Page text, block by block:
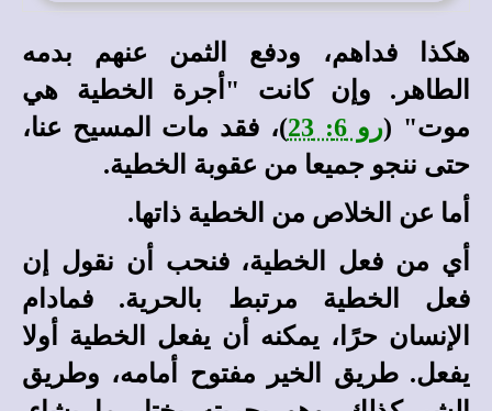
هكذا فداهم، ودفع الثمن عنهم بدمه
الطاهر. وإن كانت "أجرة الخطية هي
موت" (رو 6: 23
)، فقد مات المسيح عنا،
حتى ننجو جميعا من عقوبة الخطية.
أما عن الخلاص من الخطية ذاتها.
أي من فعل الخطية، فنحب أن نقول إن
فعل الخطية مرتبط بالحرية. فمادام
الإنسان حرًا، يمكنه أن يفعل الخطية أولا
يفعل. طريق الخير مفتوح أمامه، وطريق